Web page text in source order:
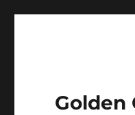
Golden